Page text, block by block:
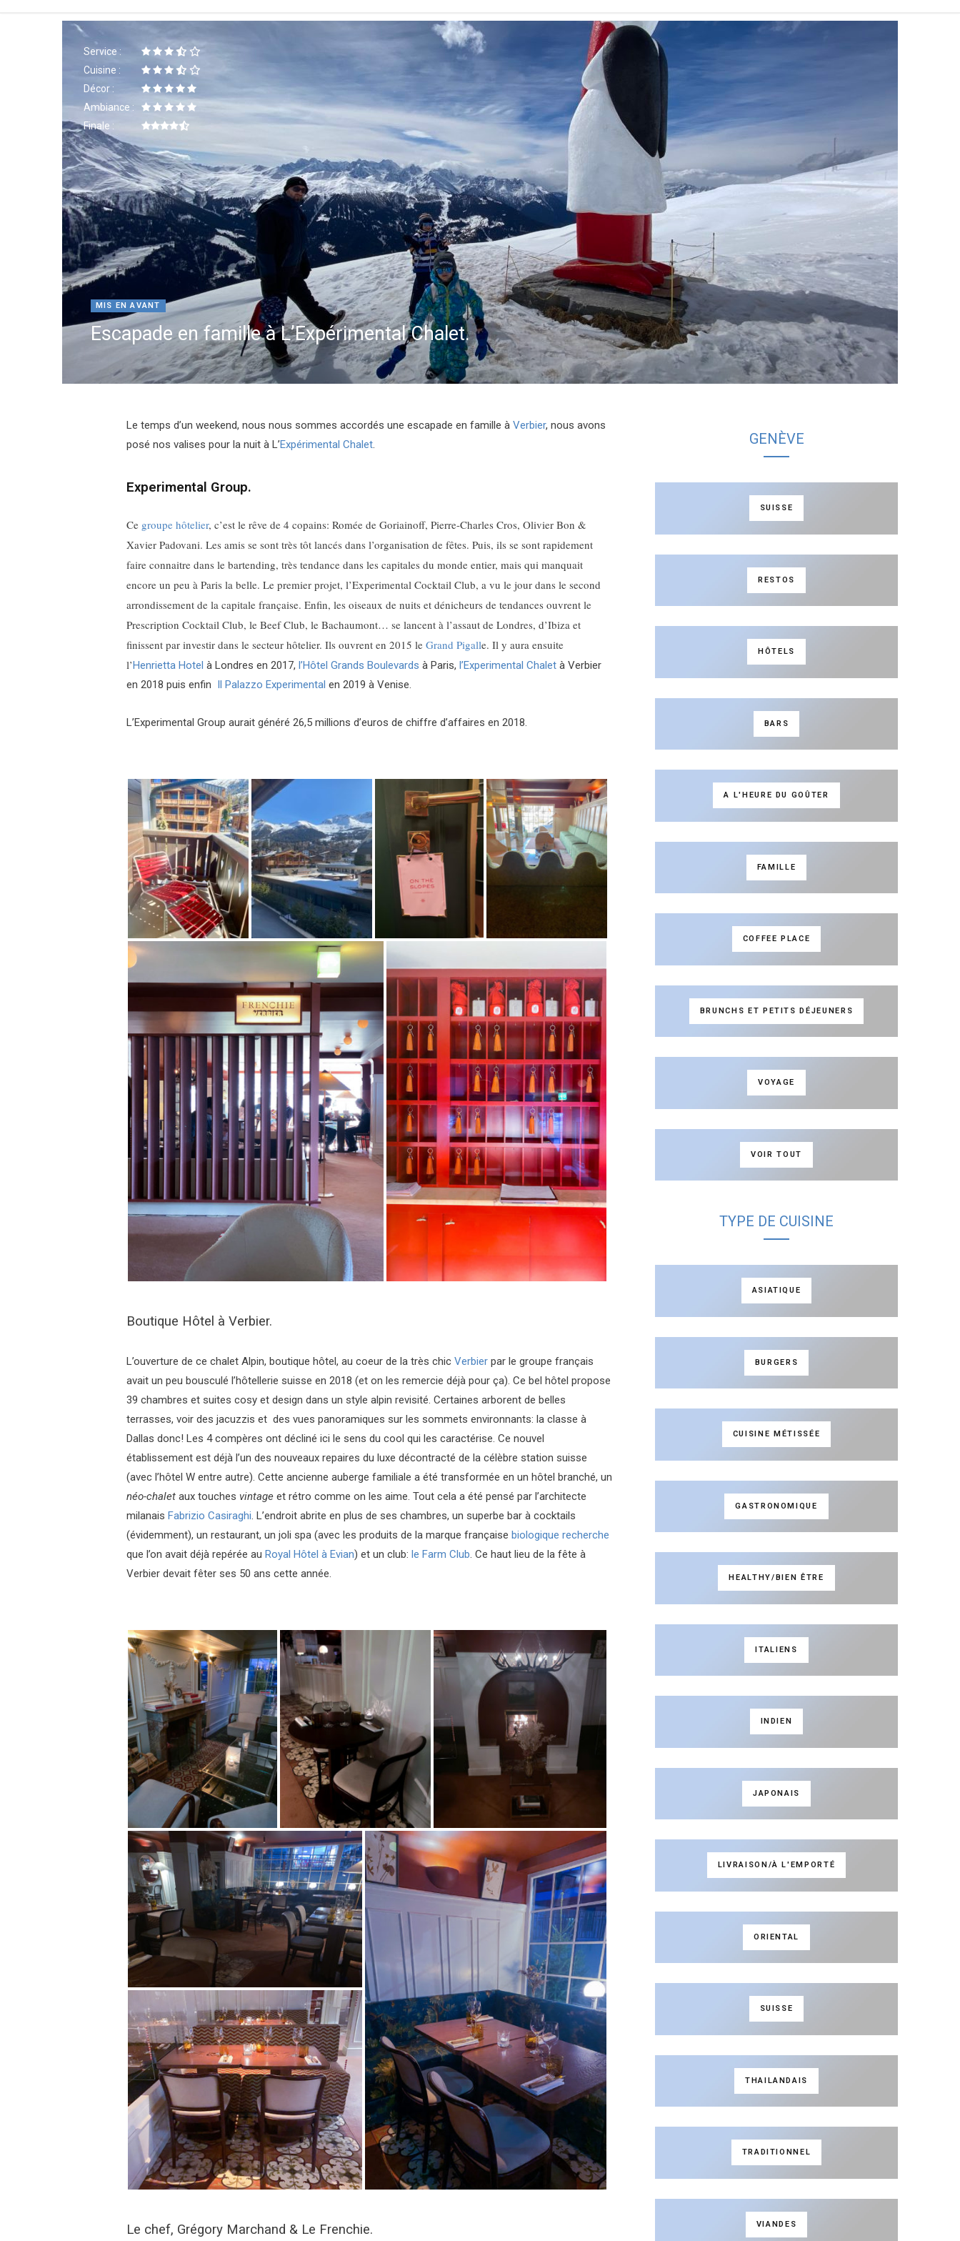
o
Service :
Cuisine :
Décor :
Ambiance :
Finale :
MIS EN AVANT
Escapade en famille à L’Expérimental Chalet.
Le temps d’un weekend, nous nous sommes accordés une escapade en famille à Verbier, nous avons
posé nos valises pour la nuit à L’Expérimental Chalet.
Experimental Group.
Ce groupe hôtelier, c’est le rêve de 4 copains: Romée de Goriainoff, Pierre-Charles Cros, Olivier Bon &
Xavier Padovani. Les amis se sont très tôt lancés dans l’organisation de fêtes. Puis, ils se sont rapidement
faire connaitre dans le bartending, très tendance dans les capitales du monde entier, mais qui manquait
encore un peu à Paris la belle. Le premier projet, l’Experimental Cocktail Club, a vu le jour dans le second
arrondissement de la capitale française. Enfin, les oiseaux de nuits et dénicheurs de tendances ouvrent le
Prescription Cocktail Club, le Beef Club, le Bachaumont… se lancent à l’assaut de Londres, d’Ibiza et
finissent par investir dans le secteur hôtelier. Ils ouvrent en 2015 le Grand Pigalle. Il y aura ensuite
l’Henrietta Hotel à Londres en 2017, l’Hôtel Grands Boulevards à Paris, l’Experimental Chalet à Verbier
en 2018 puis enfin Il Palazzo Experimental en 2019 à Venise.
L’Experimental Group aurait généré 26,5 millions d’euros de chiffre d’affaires en 2018.
Boutique Hôtel à Verbier.
L’ouverture de ce chalet Alpin, boutique hôtel, au coeur de la très chic Verbier par le groupe français
avait un peu bousculé l’hôtellerie suisse en 2018 (et on les remercie déjà pour ça). Ce bel hôtel propose
39 chambres et suites cosy et design dans un style alpin revisité. Certaines arborent de belles
terrasses, voir des jacuzzis et des vues panoramiques sur les sommets environnants: la classe à
Dallas donc! Les 4 compères ont décliné ici le sens du cool qui les caractérise. Ce nouvel
établissement est déjà l’un des nouveaux repaires du luxe décontracté de la célèbre station suisse
(avec l’hôtel W entre autre). Cette ancienne auberge familiale a été transformée en un hôtel branché, un
néo-chalet aux touches vintage et rétro comme on les aime. Tout cela a été pensé par l’architecte
milanais Fabrizio Casiraghi . L’endroit abrite en plus de ses chambres, un superbe bar à cocktails
(évidemment), un restaurant, un joli spa (avec les produits de la marque française biologique recherche
que l’on avait déjà repérée au Royal Hôtel à Evian) et un club: le Farm Club . Ce haut lieu de la fête à
Verbier devait fêter ses 50 ans cette année.
Le chef, Grégory Marchand & Le Frenchie.
GENÈVE
SUISSE
RESTOS
HÔTELS
BARS
A L'HEURE DU GOÛTER
FAMILLE
COFFEE PLACE
BRUNCHS ET PETITS DÉJEUNERS
VOYAGE
VOIR TOUT
TYPE DE CUISINE
ASIATIQUE
BURGERS
CUISINE MÉTISSÉE
GASTRONOMIQUE
HEALTHY/BIEN ÊTRE
ITALIENS
INDIEN
JAPONAIS
LIVRAISON/À L'EMPORTÉ
ORIENTAL
SUISSE
THAILANDAIS
TRADITIONNEL
VIANDES